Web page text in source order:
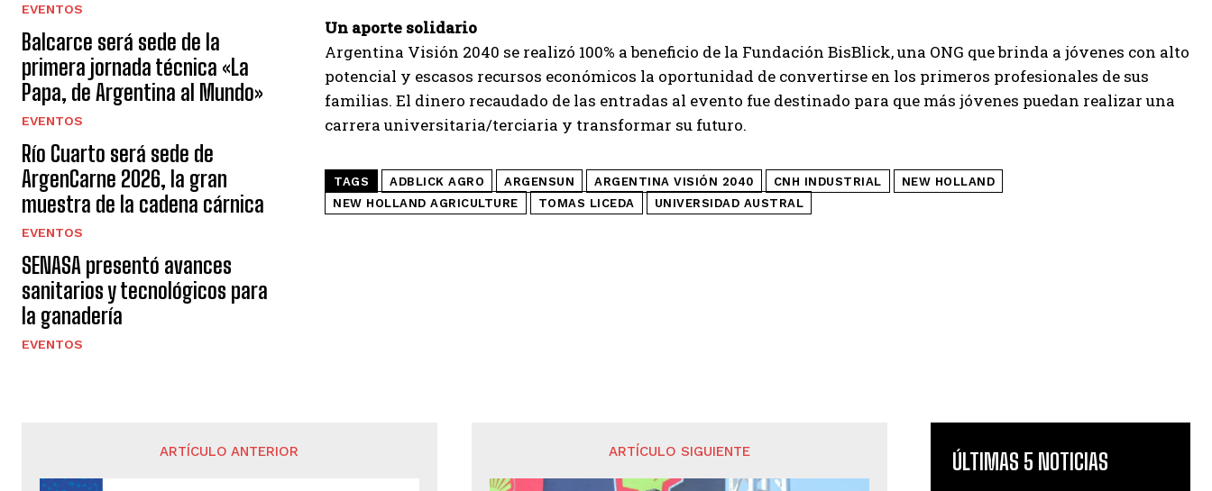
EVENTOS
Balcarce será sede de la
primera jornada técnica «La
Papa, de Argentina al Mundo»
EVENTOS
Río Cuarto será sede de
ArgenCarne 2026, la gran
muestra de la cadena cárnica
EVENTOS
SENASA presentó avances
sanitarios y tecnológicos para
la ganadería
EVENTOS
Un aporte solidario
Argentina Visión 2040 se realizó 100% a beneficio de la Fundación BisBlick, una ONG que brinda a jóvenes con alto
potencial y escasos recursos económicos la oportunidad de convertirse en los primeros profesionales de sus
familias. El dinero recaudado de las entradas al evento fue destinado para que más jóvenes puedan realizar una
carrera universitaria/terciaria y transformar su futuro.
TAGS ADBLICK AGRO ARGENSUN ARGENTINA VISIÓN 2040 CNH INDUSTRIAL
NEW HOLLAND
NEW HOLLAND AGRICULTURE
TOMAS LICEDA UNIVERSIDAD AUSTRAL
ARTÍCULO ANTERIOR ARTÍCULO SIGUIENTE ÚLTIMAS 5 NOTICIAS